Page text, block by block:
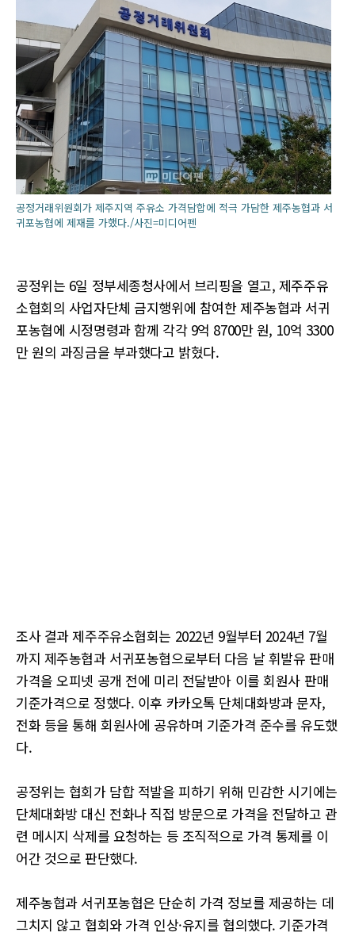
공정거래위원회가 제주지역 주유소 가격담합에 적극 가담한 제주농협과 서
귀포농협에 제재를 가했다./사진=미디어펜
공정위는 6일 정부세종청사에서 브리핑을 열고, 제주주유
소협회의 사업자단체 금지행위에 참여한 제주농협과 서귀
포농협에 시정명령과 함께 각각 9억 8700만 원, 10억 3300
만 원의 과징금을 부과했다고 밝혔다.
조사 결과 제주주유소협회는 2022년 9월부터 2024년 7월
까지 제주농협과 서귀포농협으로부터 다음 날 휘발유 판매
가격을 오피넷 공개 전에 미리 전달받아 이를 회원사 판매
기준가격으로 정했다. 이후 카카오톡 단체대화방과 문자,
전화 등을 통해 회원사에 공유하며 기준가격 준수를 유도했
다.
공정위는 협회가 담합 적발을 피하기 위해 민감한 시기에는
단체대화방 대신 전화나 직접 방문으로 가격을 전달하고 관
련 메시지 삭제를 요청하는 등 조직적으로 가격 통제를 이
어간 것으로 판단했다.
제주농협과 서귀포농협은 단순히 가격 정보를 제공하는 데
그치지 않고 협회와 가격 인상·유지를 협의했다. 기준가격